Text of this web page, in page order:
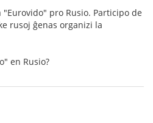
pro Rusio. Participo de
rusoj ĝenas organizi la
en Rusio?